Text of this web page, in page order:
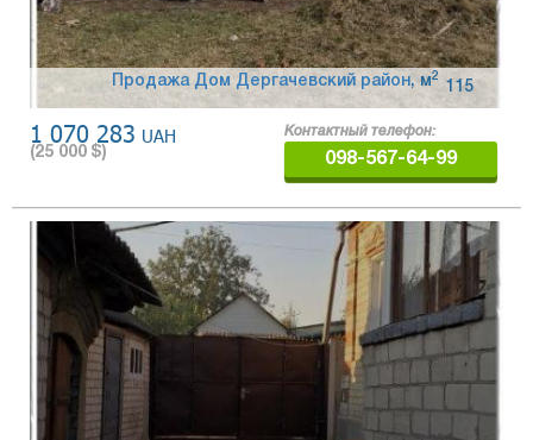
Продажа Дом Дергачевский район , 115
м 2
1 070 283 UAH
(25 000 $)
Контактный телефон:
098-567-64-99